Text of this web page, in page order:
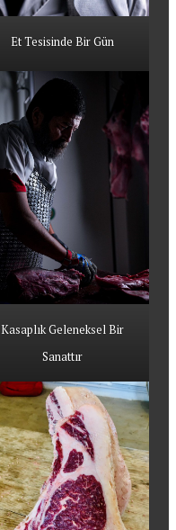
Et Tesisinde Bir Gün
Kasaplık Geleneksel Bir
Sanattır